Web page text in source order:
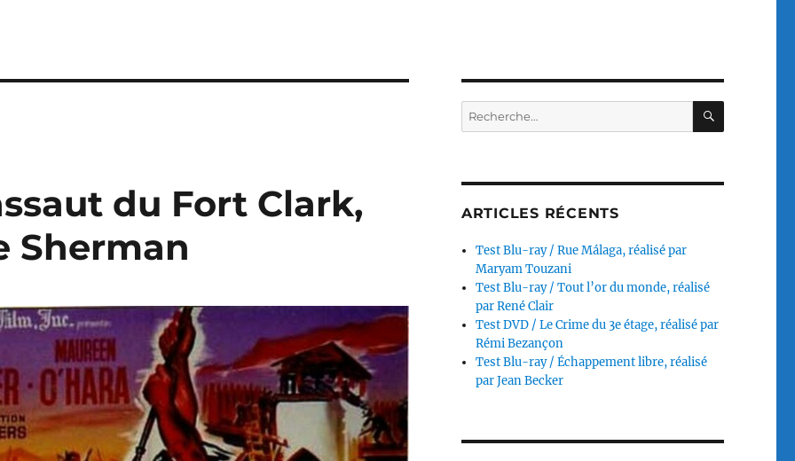
du Fort Clark,
Sherman
Recherche
pour :
ARTICLES RÉCENTS
Test Blu-ray / Rue Málaga, réalisé par
Maryam Touzani
Test Blu-ray / Tout l’or du monde, réalisé
par René Clair
Test DVD / Le Crime du 3e étage, réalisé par
Rémi Bezançon
Test Blu-ray / Échappement libre, réalisé
par Jean Becker